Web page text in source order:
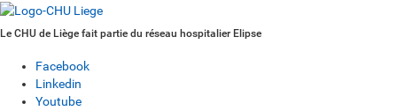
Le CHU de Liège fait partie du réseau hospitalier Elipse
Facebook
Linkedin
Youtube